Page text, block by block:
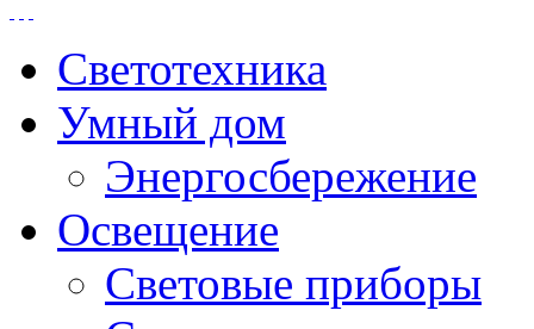
Светотехника
Умный дом
Энергосбережение
Освещение
Световые приборы